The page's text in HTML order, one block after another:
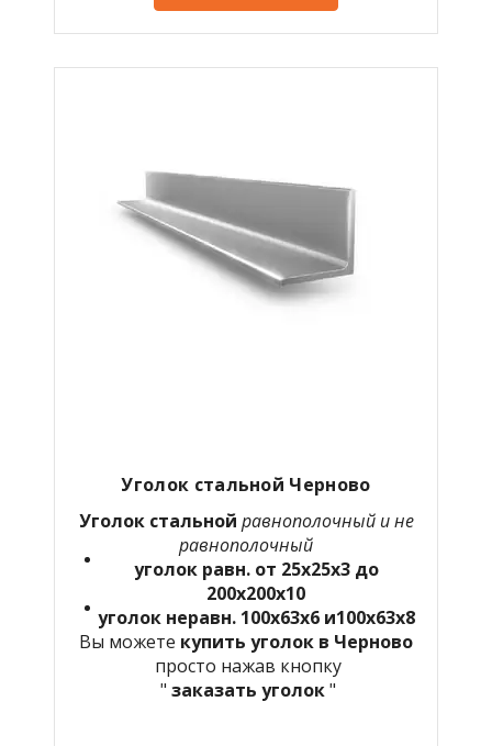
Уголок стальной Черново
Уголок стальной равнополочный и не
равнополочный
уголок равн. от 25х25х3 до
200х200х10
уголок неравн. 100х63х6 и100х63х8
Вы можете купить уголок в Черново
просто нажав кнопку
" заказать уголок"